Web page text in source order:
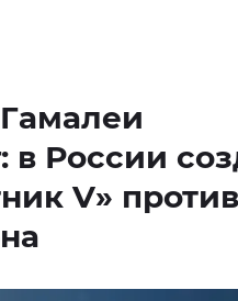
в России
V»